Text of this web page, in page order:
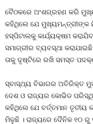
ବୈଠକରେ ଅଂଶଗ୍ରହଣ କରି
କହିଥିଲେ ଯେ ମୁଖ୍ୟମନ୍ତ୍ରୀଙ୍କ
ହସ୍‌ପିଟାଲକୁ କାର୍ଯ୍ୟକ୍ଷମ
ସମାଗ୍ରୀର ବ୍ୟବସ୍ଥା
ତାକୁ ଦୃଷ୍ଟିରେ ରଖି ସମସ୍ତ
ସ୍ବାସ୍ଥ୍ୟ ବିଭାଗର ଅତିରିକ୍ତ
ଦେଶ ଓ ରାଜ୍ୟର କୋଭିଡ
କହିଥିଲେ ଯେ ବର୍ତ୍ତମାନ ତୃତୀୟ
ମିଳୁଛି । ରାଜ୍ୟରେ ଦୈନିକ ୧୦ ରୁ